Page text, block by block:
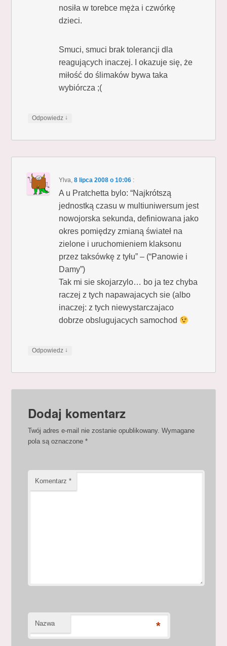
nosiła w torebce męża i czwórkę
dzieci.
Smuci, smuci brak tolerancji dla
reagujących inaczej. I okazuje się, że
miłość do ślimaków bywa taka
wybiórcza ;(
Odpowiedz ↓
Ylva,8 lipca 2008 o 10:06 :
A u Pratchetta bylo: “Najkrótszą
jednostką czasu w multiuniwersum jest
nowojorska sekunda, definiowana jako
okres pomiędzy zmianą świateł na
zielone i uruchomieniem klaksonu
przez taksówkę z tyłu” – (“Panowie i
Damy”)
Tak mi sie skojarzylo… bo ja tez chyba
raczej z tych napawajacych sie (albo
inaczej: z tych niewystarczajaco
dobrze obslugujacych samochod
Odpowiedz ↓
Dodaj komentarz
Twój adres e-mail nie zostanie opublikowany. Wymagane
pola są oznaczone*
Komentarz*
Nazwa *